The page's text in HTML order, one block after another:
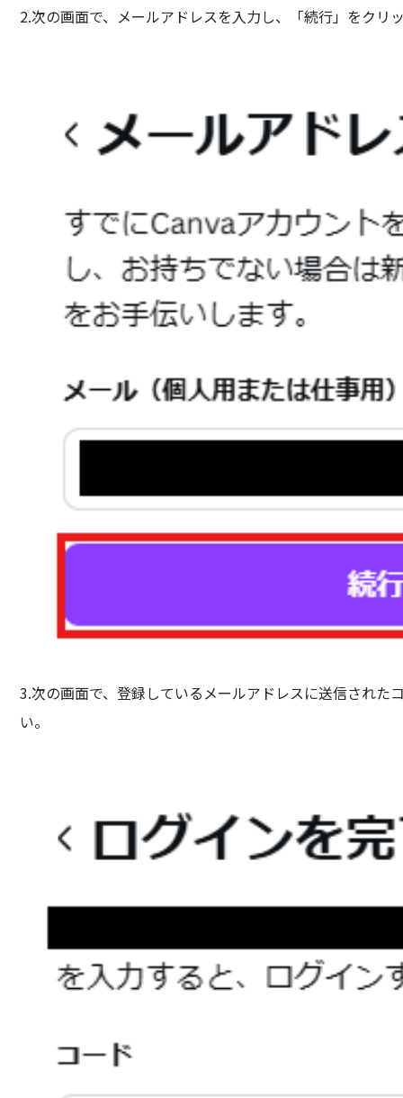
2.次の画面で、メールアドレスを入力し、「続行」をクリ
3.次の画面で、登録しているメールアドレスに送信された
い。